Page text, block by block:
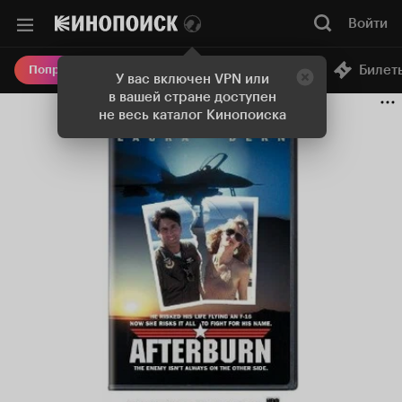
У вас включен VPN или
в вашей стране доступен
не весь каталог Кинопоиска
Войти
Попробовать Плюс Онлайн-кинотеатр